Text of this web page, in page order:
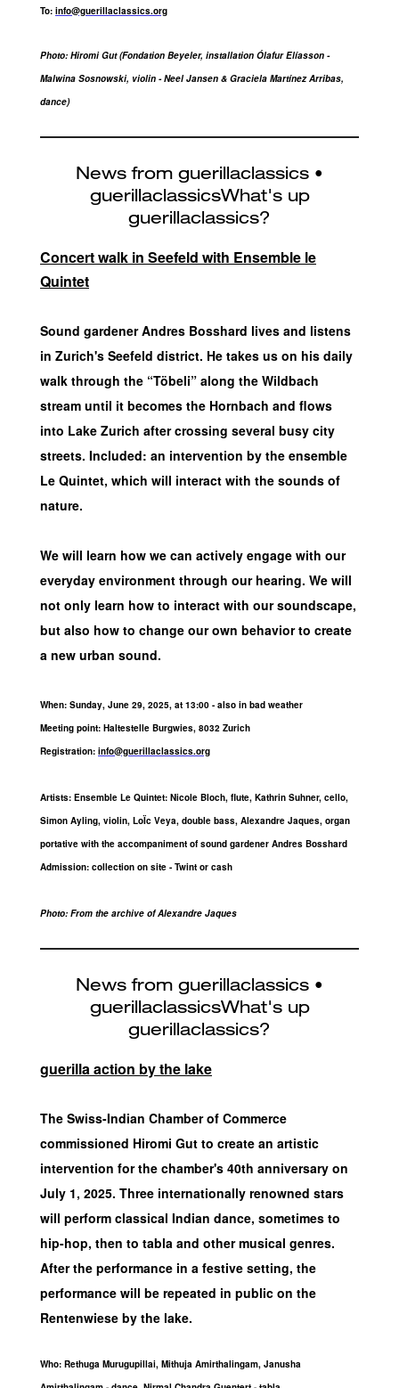
To: info@guerillaclassics.org
Photo: Hiromi Gut (Fondation Beyeler, installation Ólafur Elíasson -
Malwina Sosnowski, violin - Neel Jansen & Graciela Martínez Arribas,
dance)
Concert walk in Seefeld with Ensemble le
Quintet
Sound gardener Andres Bosshard lives and listens
in Zurich's Seefeld district. He takes us on his daily
walk through the “Töbeli” along the Wildbach
stream until it becomes the Hornbach and flows
into Lake Zurich after crossing several busy city
streets. Included: an intervention by the ensemble
Le Quintet, which will interact with the sounds of
nature.
We will learn how we can actively engage with our
everyday environment through our hearing. We will
not only learn how to interact with our soundscape,
but also how to change our own behavior to create
a new urban sound.
When: Sunday, June 29, 2025, at 13:00 - also in bad weather
Meeting point: Haltestelle Burgwies, 8032 Zurich
Registration: info@guerillaclassics.org
Artists: Ensemble Le Quintet: Nicole Bloch, flute, Kathrin Suhner, cello,
Simon Ayling, violin, LoÏc Veya, double bass, Alexandre Jaques, organ
portative with the accompaniment of sound gardener Andres Bosshard
Admission: collection on site - Twint or cash
Photo: From the archive of Alexandre Jaques
guerilla action by the lake
The Swiss-Indian Chamber of Commerce
commissioned Hiromi Gut to create an artistic
intervention for the chamber's 40th anniversary on
July 1, 2025. Three internationally renowned stars
will perform classical Indian dance, sometimes to
hip-hop, then to tabla and other musical genres.
After the performance in a festive setting, the
performance will be repeated in public on the
Rentenwiese by the lake.
Who: Rethuga Murugupillai, Mithuja Amirthalingam, Janusha